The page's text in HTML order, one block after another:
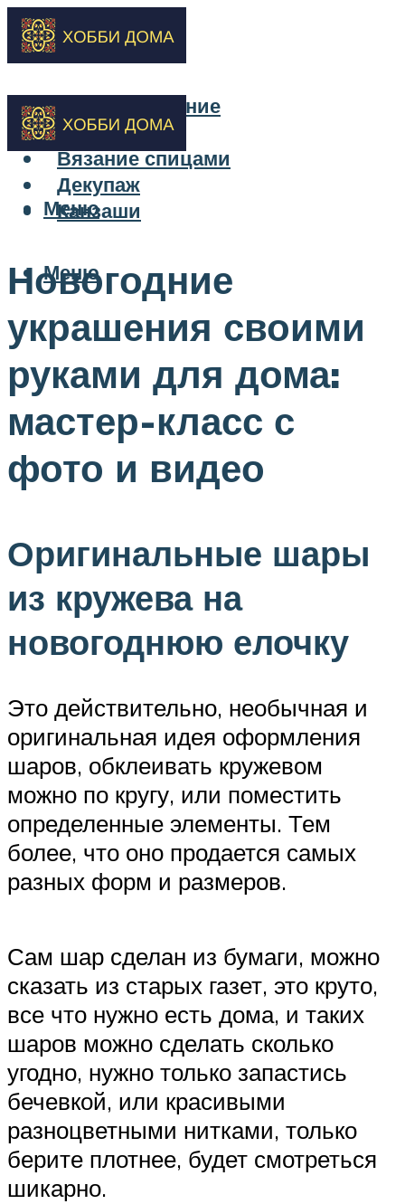
Бисероплетение
Вышивка
Вязание спицами
Декупаж
Канзаши
Меню
Меню
Новогодние
украшения своими
руками для дома:
мастер-класс с
фото и видео
Оригинальные шары
из кружева на
новогоднюю елочку
Это действительно, необычная и
оригинальная идея оформления
шаров, обклеивать кружевом
можно по кругу, или поместить
определенные элементы. Тем
более, что оно продается самых
разных форм и размеров.
Сам шар сделан из бумаги, можно
сказать из старых газет, это круто,
все что нужно есть дома, и таких
шаров можно сделать сколько
угодно, нужно только запастись
бечевкой, или красивыми
разноцветными нитками, только
берите плотнее, будет смотреться
шикарно.